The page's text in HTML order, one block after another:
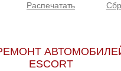
Распечатать
ESCORT